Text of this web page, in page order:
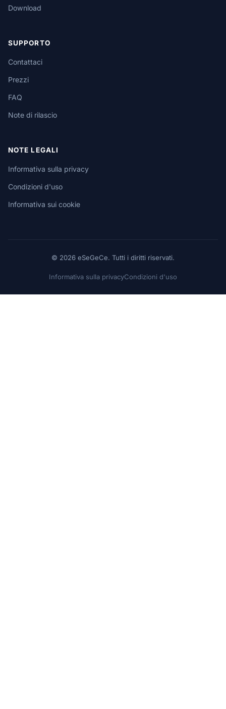
Download
SUPPORTO
Contattaci
Prezzi
FAQ
Note di rilascio
NOTE LEGALI
Informativa sulla privacy
Condizioni d'uso
Informativa sui cookie
© 2026 eSeGeCe. Tutti i diritti riservati.
Informativa sulla privacyCondizioni d'uso